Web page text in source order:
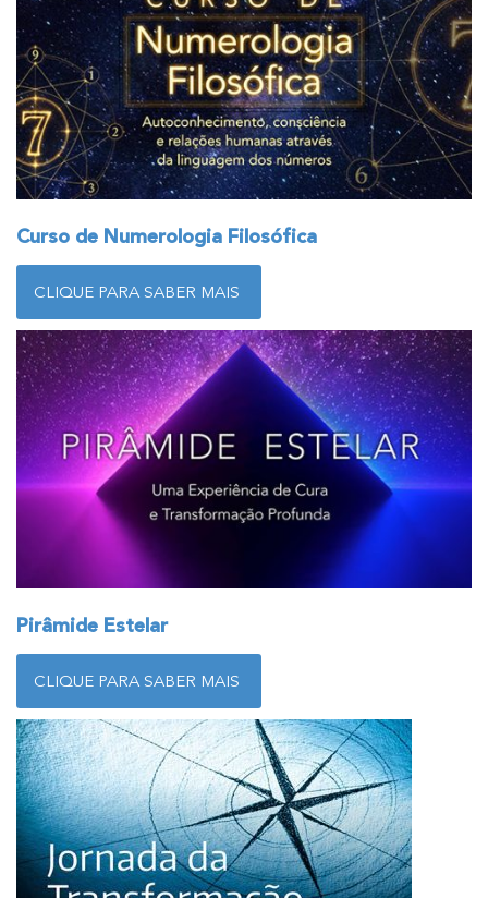
Curso de Numerologia Filosófica
CLIQUE PARA SABER MAIS
Pirâmide Estelar
CLIQUE PARA SABER MAIS